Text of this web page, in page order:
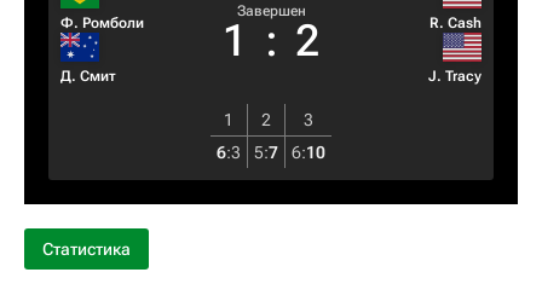
Ф. Ромболи
Д. Смит
Завершен
1 : 2 R. Cash
J. Tracy
1 2
3
6:3 5:7 6:10
Статистика